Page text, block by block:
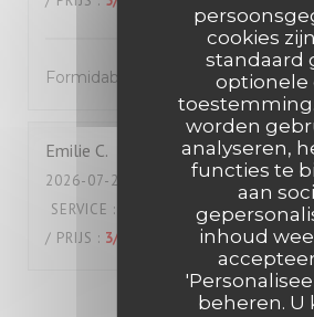
cookies
standaard
optionele
worden
analyseren,
functies te
aan
inhoud
beheren. U
Formidable !
Emilie C
2026-07-24
- 19:45 - GASTEN 2
SERVICE : ATMOSFEER: 5/5
/ PRIJS : 3/5
2 3